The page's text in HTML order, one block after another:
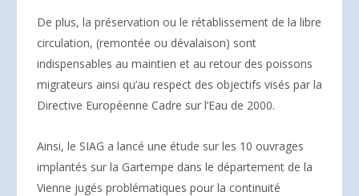
De plus, la préservation ou le rétablissement de la libre
circulation, (remontée ou dévalaison) sont
indispensables au maintien et au retour des poissons
migrateurs ainsi qu’au respect des objectifs visés par la
Directive Européenne Cadre sur l’Eau de 2000.
Ainsi, le SIAG a lancé une étude sur les 10 ouvrages
implantés sur la Gartempe dans le département de la
Vienne jugés problématiques pour la continuité